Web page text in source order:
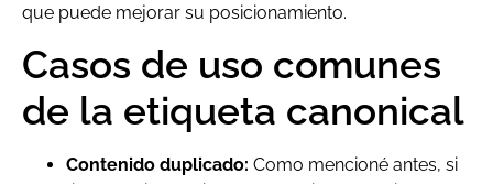
que puede mejorar su posicionamiento.
Casos de uso comunes
de la etiqueta canonical
Contenido duplicado: Como mencioné antes, si